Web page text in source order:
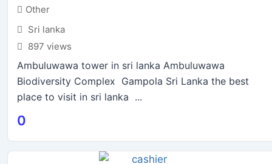
Other
Sri lanka
897 views
Ambuluwawa tower in sri lanka Ambuluwawa
Biodiversity Complex Gampola Sri Lanka the best
place to visit in sri lanka ...
0